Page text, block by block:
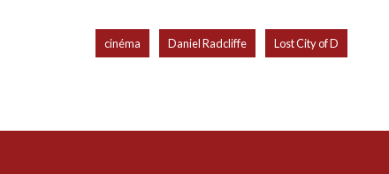
cinéma Daniel Radcliffe Lost City of D